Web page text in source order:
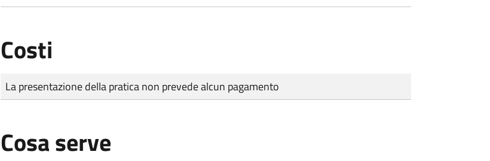
Costi
Tipo di pagamento
Importo
La presentazione della pratica non prevede alcun pagamento
Cosa serve